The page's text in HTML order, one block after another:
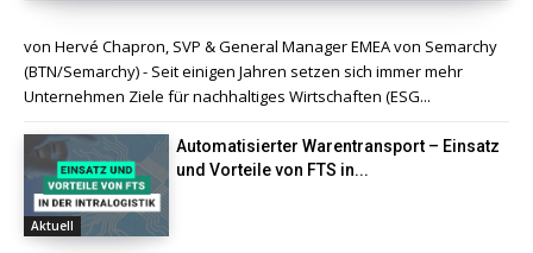
von Hervé Chapron, SVP & General Manager EMEA von Semarchy
(BTN/Semarchy) - Seit einigen Jahren setzen sich immer mehr
Unternehmen Ziele für nachhaltiges Wirtschaften (ESG...
Aktuell
Automatisierter Warentransport – Einsatz
und Vorteile von FTS in...